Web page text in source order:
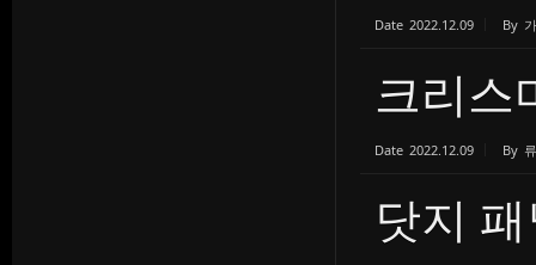
Date 2022.12.09 By
크리스
Date 2022.12.09 By
닷지